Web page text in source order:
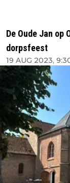
De Oude Jan op
dorpsfeest
19 AUG 2023,